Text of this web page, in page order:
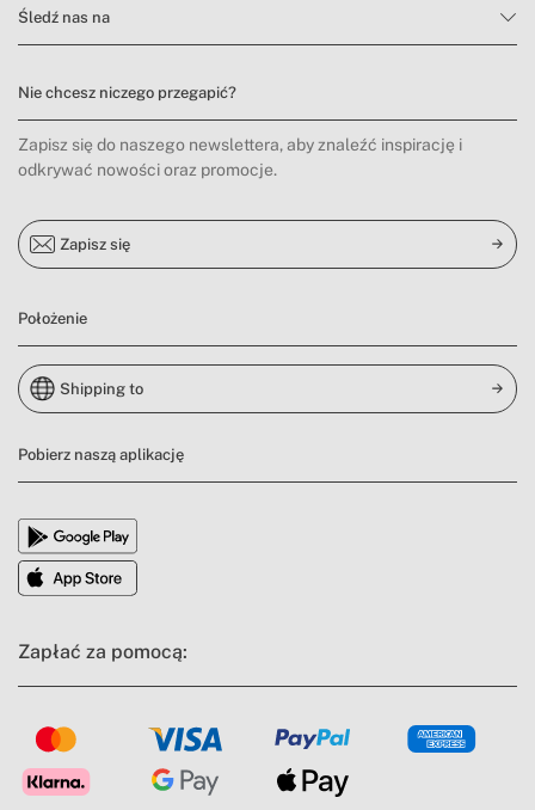
Śledź nas na
Nie chcesz niczego przegapić?
Zapisz się do naszego newslettera, aby znaleźć inspirację i
odkrywać nowości oraz promocje.
Zapisz się
Położenie
Shipping to
Pobierz naszą aplikację
Zapłać za pomocą: